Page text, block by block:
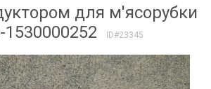
для м'ясорубки
ID#23345